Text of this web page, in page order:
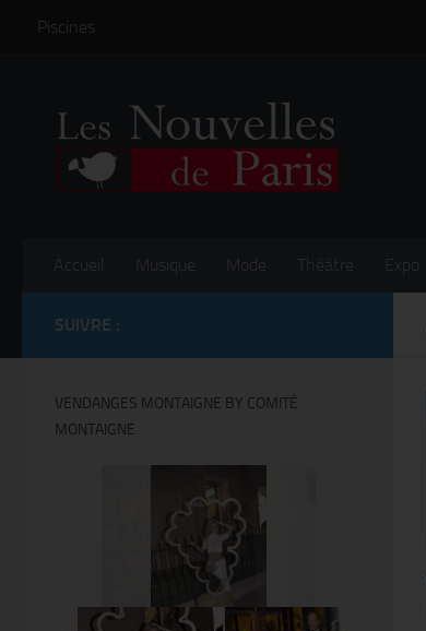
Skip to content
Piscines
Accueil Musique Mode Théâtre Expo
SUIVRE :
VENDANGES MONTAIGNE BY COMITÉ
MONTAIGNE